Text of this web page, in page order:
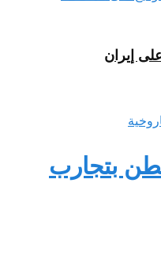
إيران
بتجارب